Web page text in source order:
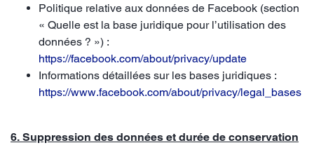
Politique relative aux données de Facebook (section
« Quelle est la base juridique pour l’utilisation des
données ? ») :
https://facebook.com/about/privacy/update
Informations détaillées sur les bases juridiques :
https://www.facebook.com/about/privacy/legal_bases
6. Suppression des données et durée de conservation